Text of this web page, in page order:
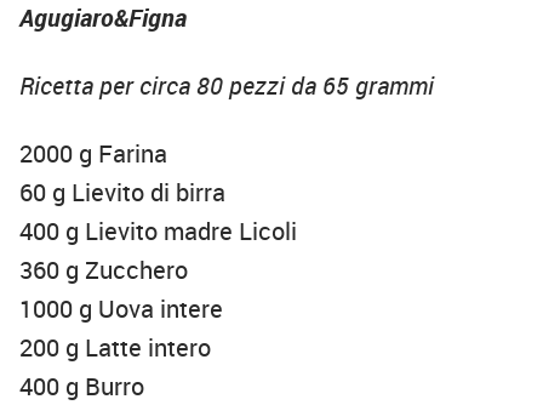
Agugiaro&Figna
Ricetta per circa 80 pezzi da 65 grammi
2000 g Farina
60 g Lievito di birra
400 g Lievito madre Licoli
360 g Zucchero
1000 g Uova intere
200 g Latte intero
400 g Burro